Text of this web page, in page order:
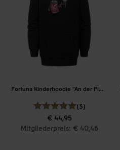
Fortuna Kinderhoodie "An der Piwipp"
(3)
€ 44,95
Mitgliederpreis: € 40,46